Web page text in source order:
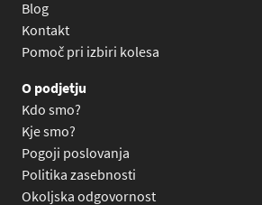
Blog
Kontakt
Pomoč pri izbiri kolesa
O podjetju
Kdo smo?
Kje smo?
Pogoji poslovanja
Politika zasebnosti
Okoljska odgovornost